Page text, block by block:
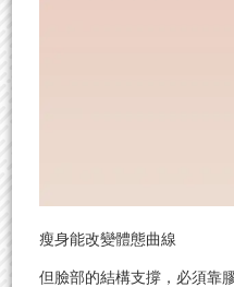
瘦身能改變體態曲線
但臉部的結構支撐，必須靠